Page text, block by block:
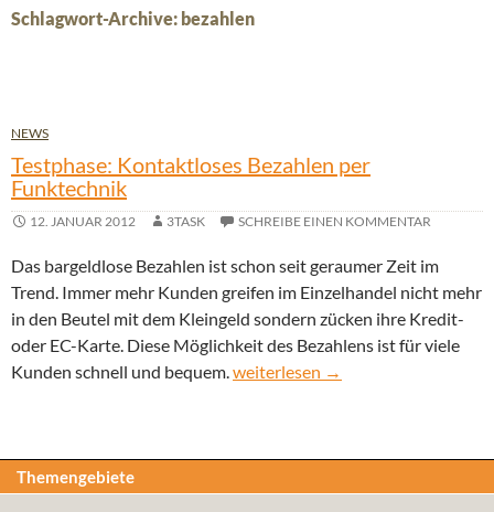
Schlagwort-Archive: bezahlen
NEWS
Testphase: Kontaktloses Bezahlen per
Funktechnik
12. JANUAR 2012 3TASK SCHREIBE EINEN KOMMENTAR
Das bargeldlose Bezahlen ist schon seit geraumer Zeit im
Trend. Immer mehr Kunden greifen im Einzelhandel nicht mehr
in den Beutel mit dem Kleingeld sondern zücken ihre Kredit-
oder EC-Karte. Diese Möglichkeit des Bezahlens ist für viele
Kunden schnell und bequem.Testphase: Kontaktloses
weiterlesen →
Themengebiete